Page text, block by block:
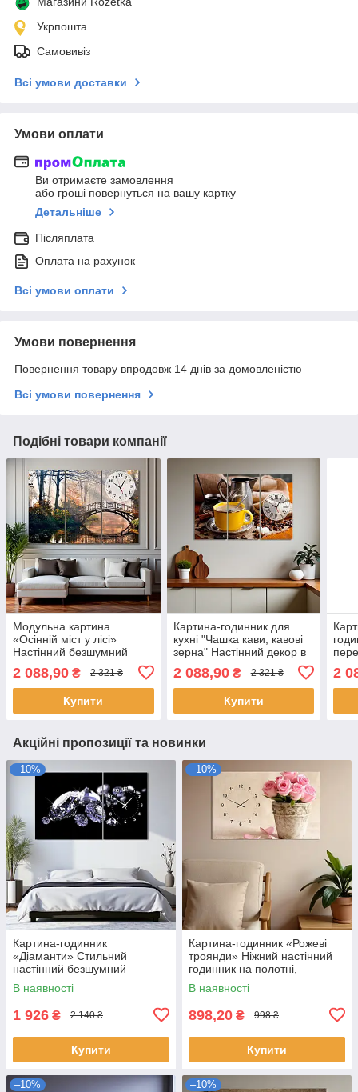
Укрпошта
Самовивіз
Всі умови доставки
Умови оплати
Ви отримаєте замовлення
або гроші повернуться на вашу картку
Детальніше
Післяплата
Оплата на рахунок
Всі умови оплати
Умови повернення
Повернення товару впродовж 14 днів за домовленістю
Всі умови повернення
Подібні товари компанії
Модульна картина
«Осінній міст у лісі»
Настінний безшумний
годинник Декор в інтер'єр
Друк на полотні 90х60 см
з 3х частин
2 088,90 ₴ 2 321 ₴
Купити
Картина-годинник для
кухні "Чашка кави, кавові
зерна" Настінний декор в
90х60 см з 3х частин
2 088,90₴ 2 321 ₴
Купити
чи
2
Акційні пропозиції та новинки
–10%
Картина-годинник
«Діаманти» Стильний
настінний безшумний
годинник Декор для спальні
чи вітальні 100х60 з 2 частин
В наявності
1 926 ₴ 2 140 ₴
Купити
–10%
Картина-годинник «Рожеві
троянди» Ніжний настінний
годинник на полотні,
романтичний декор для
спальні чи кухні 60х40см
В наявності
898,20 ₴ 998 ₴
Купити
–10% –10%